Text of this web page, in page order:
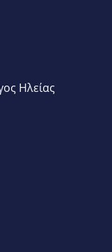
Ηλείας